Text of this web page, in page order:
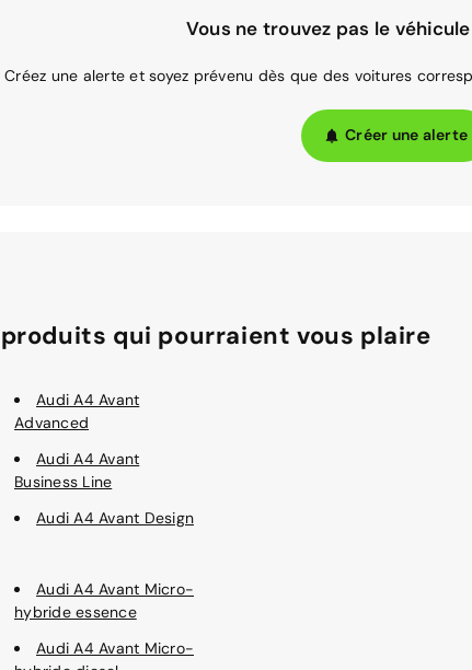
Vous ne trouvez pas le
Créez une alerte et soyez prévenu dès que des voitures
Créer une alerte
qui pourraient vous plaire
Audi A4 Avant
Advanced
Audi A4 Avant
Business Line
Audi A4 Avant Design
Audi A4 Avant Micro-
hybride essence
Audi A4 Avant Micro-